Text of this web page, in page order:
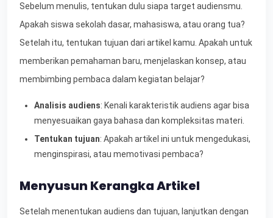
Sebelum menulis, tentukan dulu siapa target audiensmu.
Apakah siswa sekolah dasar, mahasiswa, atau orang tua?
Setelah itu, tentukan tujuan dari artikel kamu. Apakah untuk
memberikan pemahaman baru, menjelaskan konsep, atau
membimbing pembaca dalam kegiatan belajar?
Analisis audiens: Kenali karakteristik audiens agar bisa
menyesuaikan gaya bahasa dan kompleksitas materi.
Tentukan tujuan: Apakah artikel ini untuk mengedukasi,
menginspirasi, atau memotivasi pembaca?
Menyusun Kerangka Artikel
Setelah menentukan audiens dan tujuan, lanjutkan dengan